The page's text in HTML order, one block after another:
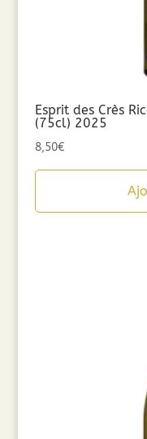
Esprit des Crès
(75cl) 2025
8,50€